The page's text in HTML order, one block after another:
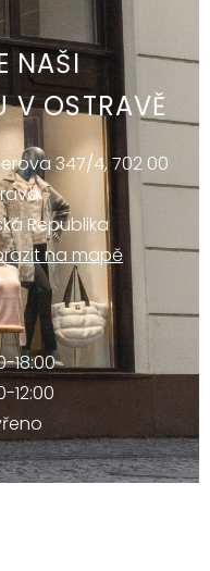
NAŠI
V OSTRAVĚ
347/4, 702 00
Republika
na mapě
18:00
12:00